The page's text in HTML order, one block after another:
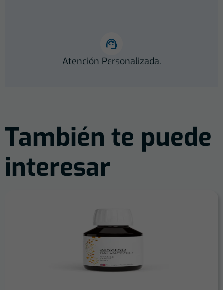
Atención Personalizada.
También te puede
interesar